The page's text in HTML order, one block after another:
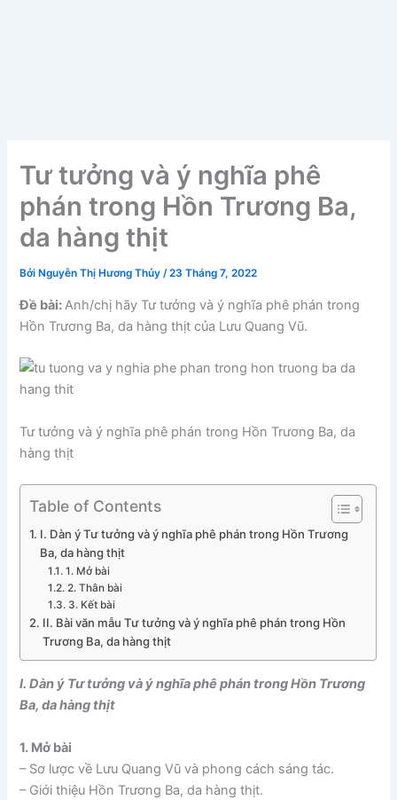
Tư tưởng và ý nghĩa phê
phán trong Hồn Trương Ba,
da hàng thịt
Bởi Nguyễn Thị Hương Thủy/23 Tháng 7, 2022
Đề bài:Anh/chị hãy Tư tưởng và ý nghĩa phê phán trong
Hồn Trương Ba, da hàng thịt của Lưu Quang Vũ.
Tư tưởng và ý nghĩa phê phán trong Hồn Trương Ba, da
hàng thịt
Table of Contents
I. Dàn ý Tư tưởng và ý nghĩa phê phán trong Hồn Trương
Ba, da hàng thịt
1. Mở bài
2. Thân bài
3. Kết bài
II. Bài văn mẫu Tư tưởng và ý nghĩa phê phán trong Hồn
Trương Ba, da hàng thịt
I. Dàn ý Tư tưởng và ý nghĩa phê phán trong Hồn Trương
Ba, da hàng thịt
1. Mở bài
– Sơ lược về Lưu Quang Vũ và phong cách sáng tác.
– Giới thiệu Hồn Trương Ba, da hàng thịt.